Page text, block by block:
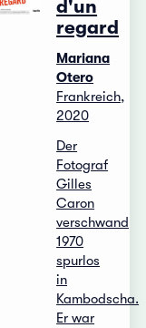
d'un
regard
Mariana
Otero
Frankreich,
2020
Der
Fotograf
Gilles
Caron
verschwand
1970
spurlos
in
Kambodscha.
Er war